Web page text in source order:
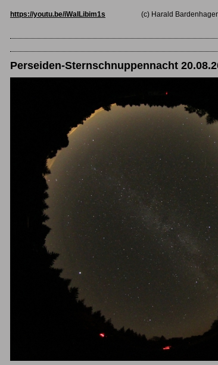
https://youtu.be/iWaILibim1s (c) Harald Bardenhagen,
Perseiden-Sternschnuppennacht